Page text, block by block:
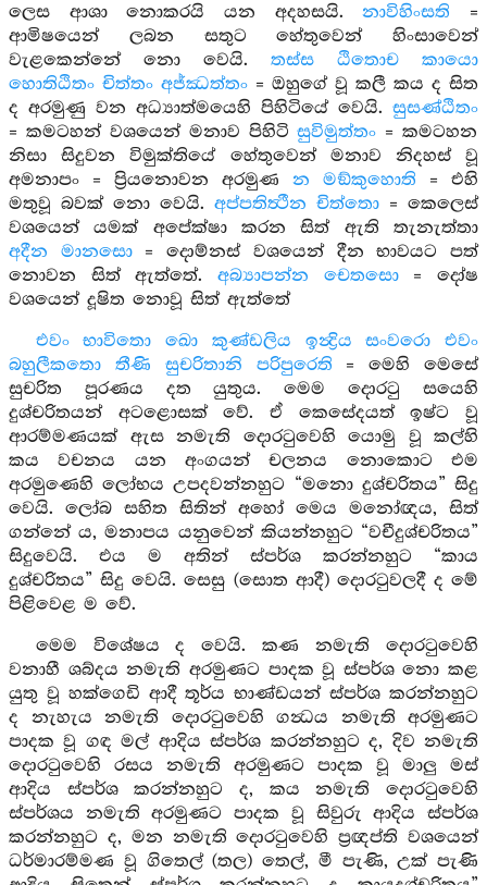
ලෙස ආශා නොකරයි යන අදහසයි.නාවිහිංසති =
ආමිෂයෙන් ලබන සතුට හේතුවෙන් හිංසාවෙන්
වැළකෙන්නේ නො වෙයි. තස්ස ඨිතොච කායො
හොතිඨිතං චිත්තං අජ්ඣත්තං = ඔහුගේ වූ කලී කය ද සිත
ද අරමුණු වන අධ්‍යාත්මයෙහි පිහිටියේ වෙයි. සුසණ්ඨිතං
= කමටහන් වශයෙන් මනාව පිහිටිසුවිමුත්තං = කමටහන
නිසා සිදුවන විමුක්තියේ හේතුවෙන් මනාව නිදහස් වූ
අමනාපං = ප්‍රියනොවන අරමුණ න මඞ්කුහොති = එහි
මතුවූ බවක් නො වෙයි. අප්පතිත්‍ථීන චිත්තො = කෙලෙස්
වශයෙන් යමක් අපේක්ෂා කරන සිත් ඇති තැනැත්තා
අදීන මානසො= දොම්නස් වශයෙන් දීන භාවයට පත්
නොවන සිත් ඇත්තේ. අබ්‍යාපන්න චෙතසො= දෝෂ
වශයෙන් දූෂිත නොවූ සිත් ඇත්තේ
එවං භාවිතො ඛො කුණ්ඩලිය ඉන්‍ද්‍රිය සංවරො එවං
බහුලීකතො තීණි සුචරිතානි පරිපුරෙති = මෙහි මෙසේ
සුචරිත පූරණය දත යුතුය. මෙම දොරටු සයෙහි
දුශ්චරිතයන් අටළොසක් වේ. ඒ කෙසේදයත් ඉෂ්ට වූ
ආරම්මණයක් ඇස නමැති දොරටුවෙහි යොමු වූ කල්හි
කය වචනය යන අංගයන් චලනය නොකොට එම
අරමුණෙහි ලෝභය උපදවන්නහුට “මනො දුශ්චරිතය” සිදු
වෙයි. ලෝබ සහිත සිතින් අහෝ මෙය මනෝඥය, සිත්
ගන්නේ ය, මනාපය යනුවෙන් කියන්නහුට “වචීදුශ්චරිතය”
සිදුවෙයි. එය ම අතින් ස්පර්ශ කරන්නහුට “කාය
දුශ්චරිතය” සිදු වෙයි. සෙසු (සොත ආදී) දොරටුවලදී ද මේ
පිළිවෙළ ම වේ.
මෙම විශේෂය ද වෙයි. කණ නමැති දොරටුවෙහි
වනාහී ශබ්දය නමැති අරමුණට පාදක වූ ස්පර්ශ නො කළ
යුතු වූ හක්ගෙඩි ආදී තූර්ය භාණ්ඩයන් ස්පර්ශ කරන්නහුට
ද නැහැය නමැති දොරටුවෙහි ගන්‍ධය නමැති අරමුණට
පාදක වූ ගඳ මල් ආදිය ස්පර්ශ කරන්නහුට ද, දිව නමැති
දොරටුවෙහි රසය නමැති අරමුණට පාදක වූ මාලු මස්
ආදිය ස්පර්ශ කරන්නහුට ද, කය නමැති දොරටුවෙහි
ස්පර්ශය නමැති අරමුණට පාදක වූ සිවුරු ආදිය ස්පර්ශ
කරන්නහුට ද, මන නමැති දොරටුවෙහි ප්‍රඥප්ති වශයෙන්
ධර්මාරම්මණ වූ ගිතෙල් (තල) තෙල්, මී පැණි, උක් පැණි